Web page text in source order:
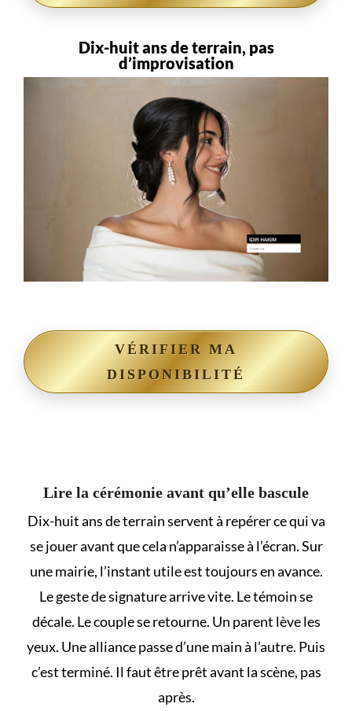
Dix-huit ans de terrain, pas
d’improvisation
VÉRIFIER MA
DISPONIBILITÉ
Lire la cérémonie avant qu’elle bascule
Dix-huit ans de terrain servent à repérer ce qui va
se jouer avant que cela n’apparaisse à l’écran. Sur
une mairie, l’instant utile est toujours en avance.
Le geste de signature arrive vite. Le témoin se
décale. Le couple se retourne. Un parent lève les
yeux. Une alliance passe d’une main à l’autre. Puis
c’est terminé. Il faut être prêt avant la scène, pas
après.